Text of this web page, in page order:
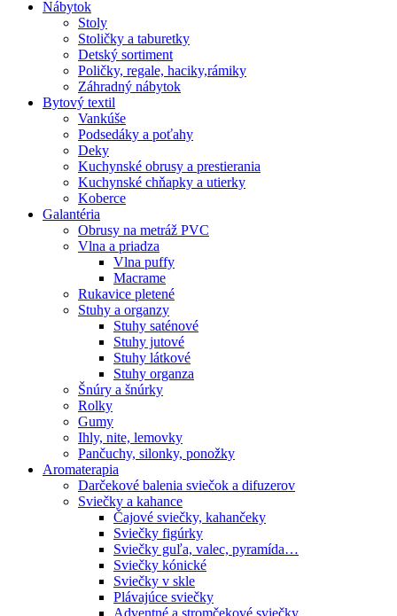
Nábytok
Stoly
Stoličky a taburetky
Detský sortiment
Poličky, regale, haciky,rámiky
Záhradný nábytok
Bytový textil
Vankúše
Podsedáky a poťahy
Deky
Kuchynské obrusy a prestierania
Kuchynské chňapky a utierky
Koberce
Galantéria
Obrusy na metráž PVC
Vlna a priadza
Vlna puffy
Macrame
Rukavice pletené
Stuhy a organzy
Stuhy saténové
Stuhy jutové
Stuhy látkové
Stuhy organza
Šnúry a šnúrky
Rolky
Gumy
Ihly, nite, lemovky
Pančuchy, silonky, ponožky
Aromaterapia
Darčekové balenia sviečok a difuzerov
Sviečky a kahance
Čajové sviečky, kahančeky
Sviečky figúrky
Sviečky guľa, valec, pyramída…
Sviečky kónické
Sviečky v skle
Plávajúce sviečky
Adventné a stromčekové sviečky